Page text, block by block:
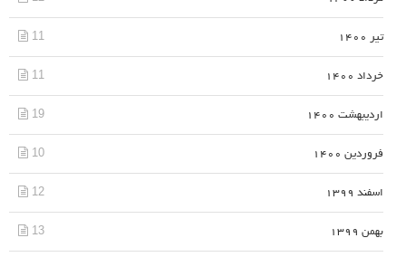
تیر 1400 11
خرداد 1400 11
اردیبهشت 1400 19
فروردین 1400 10
اسفند 1399 12
بهمن 1399 13